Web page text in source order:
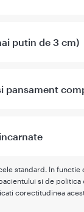
putin de 3 cm)
pansament
standard. In
si de
corectitudinea